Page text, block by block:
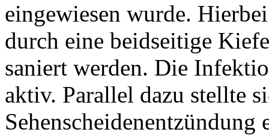
eingewiesen wurde.
durch eine beidseitige
saniert werden. Die
aktiv. Parallel dazu stellte